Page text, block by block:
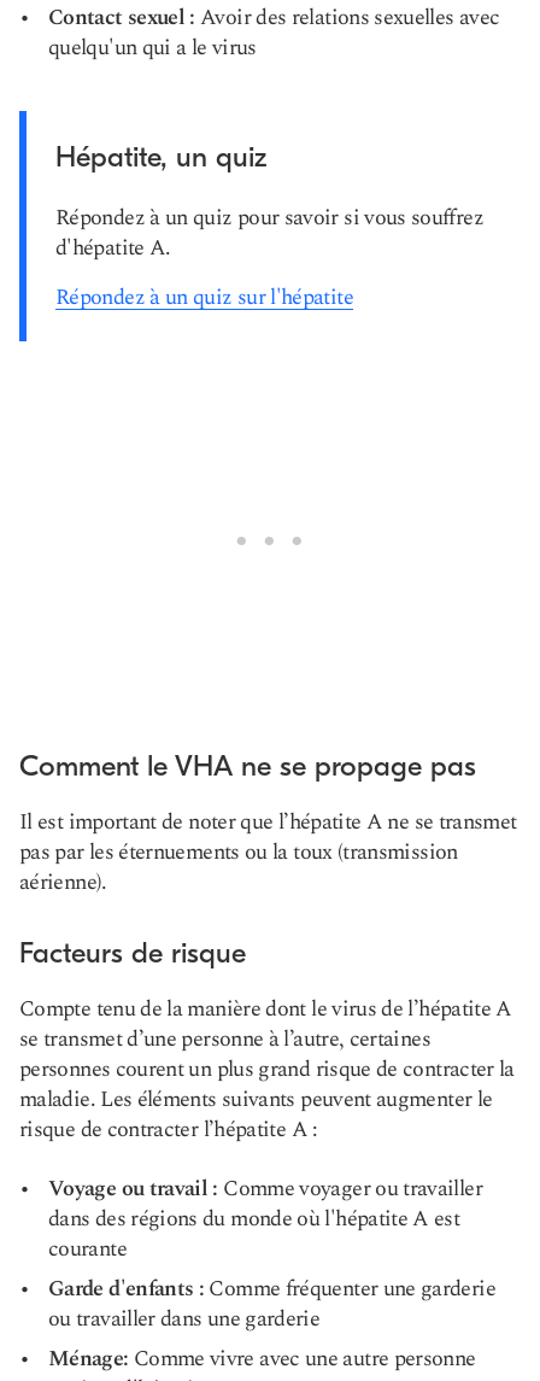
Contact sexuel :Avoir des relations sexuelles avec
quelqu'un qui a le virus
Hépatite, un quiz
Répondez à un quiz pour savoir si vous souffrez
d'hépatite A.
Répondez à un quiz sur l'hépatite
Comment le VHA ne se propage pas
Il est important de noter que l’hépatite A ne se transmet
pas par les éternuements ou la toux (transmission
aérienne).
Facteurs de risque
Compte tenu de la manière dont le virus de l’hépatite A
se transmet d’une personne à l’autre, certaines
personnes courent un plus grand risque de contracter la
maladie. Les éléments suivants peuvent augmenter le
risque de contracter l’hépatite A :
Voyage ou travail : Comme voyager ou travailler
dans des régions du monde où l'hépatite A est
courante
Garde d'enfants :Comme fréquenter une garderie
ou travailler dans une garderie
Ménage: Comme vivre avec une autre personne